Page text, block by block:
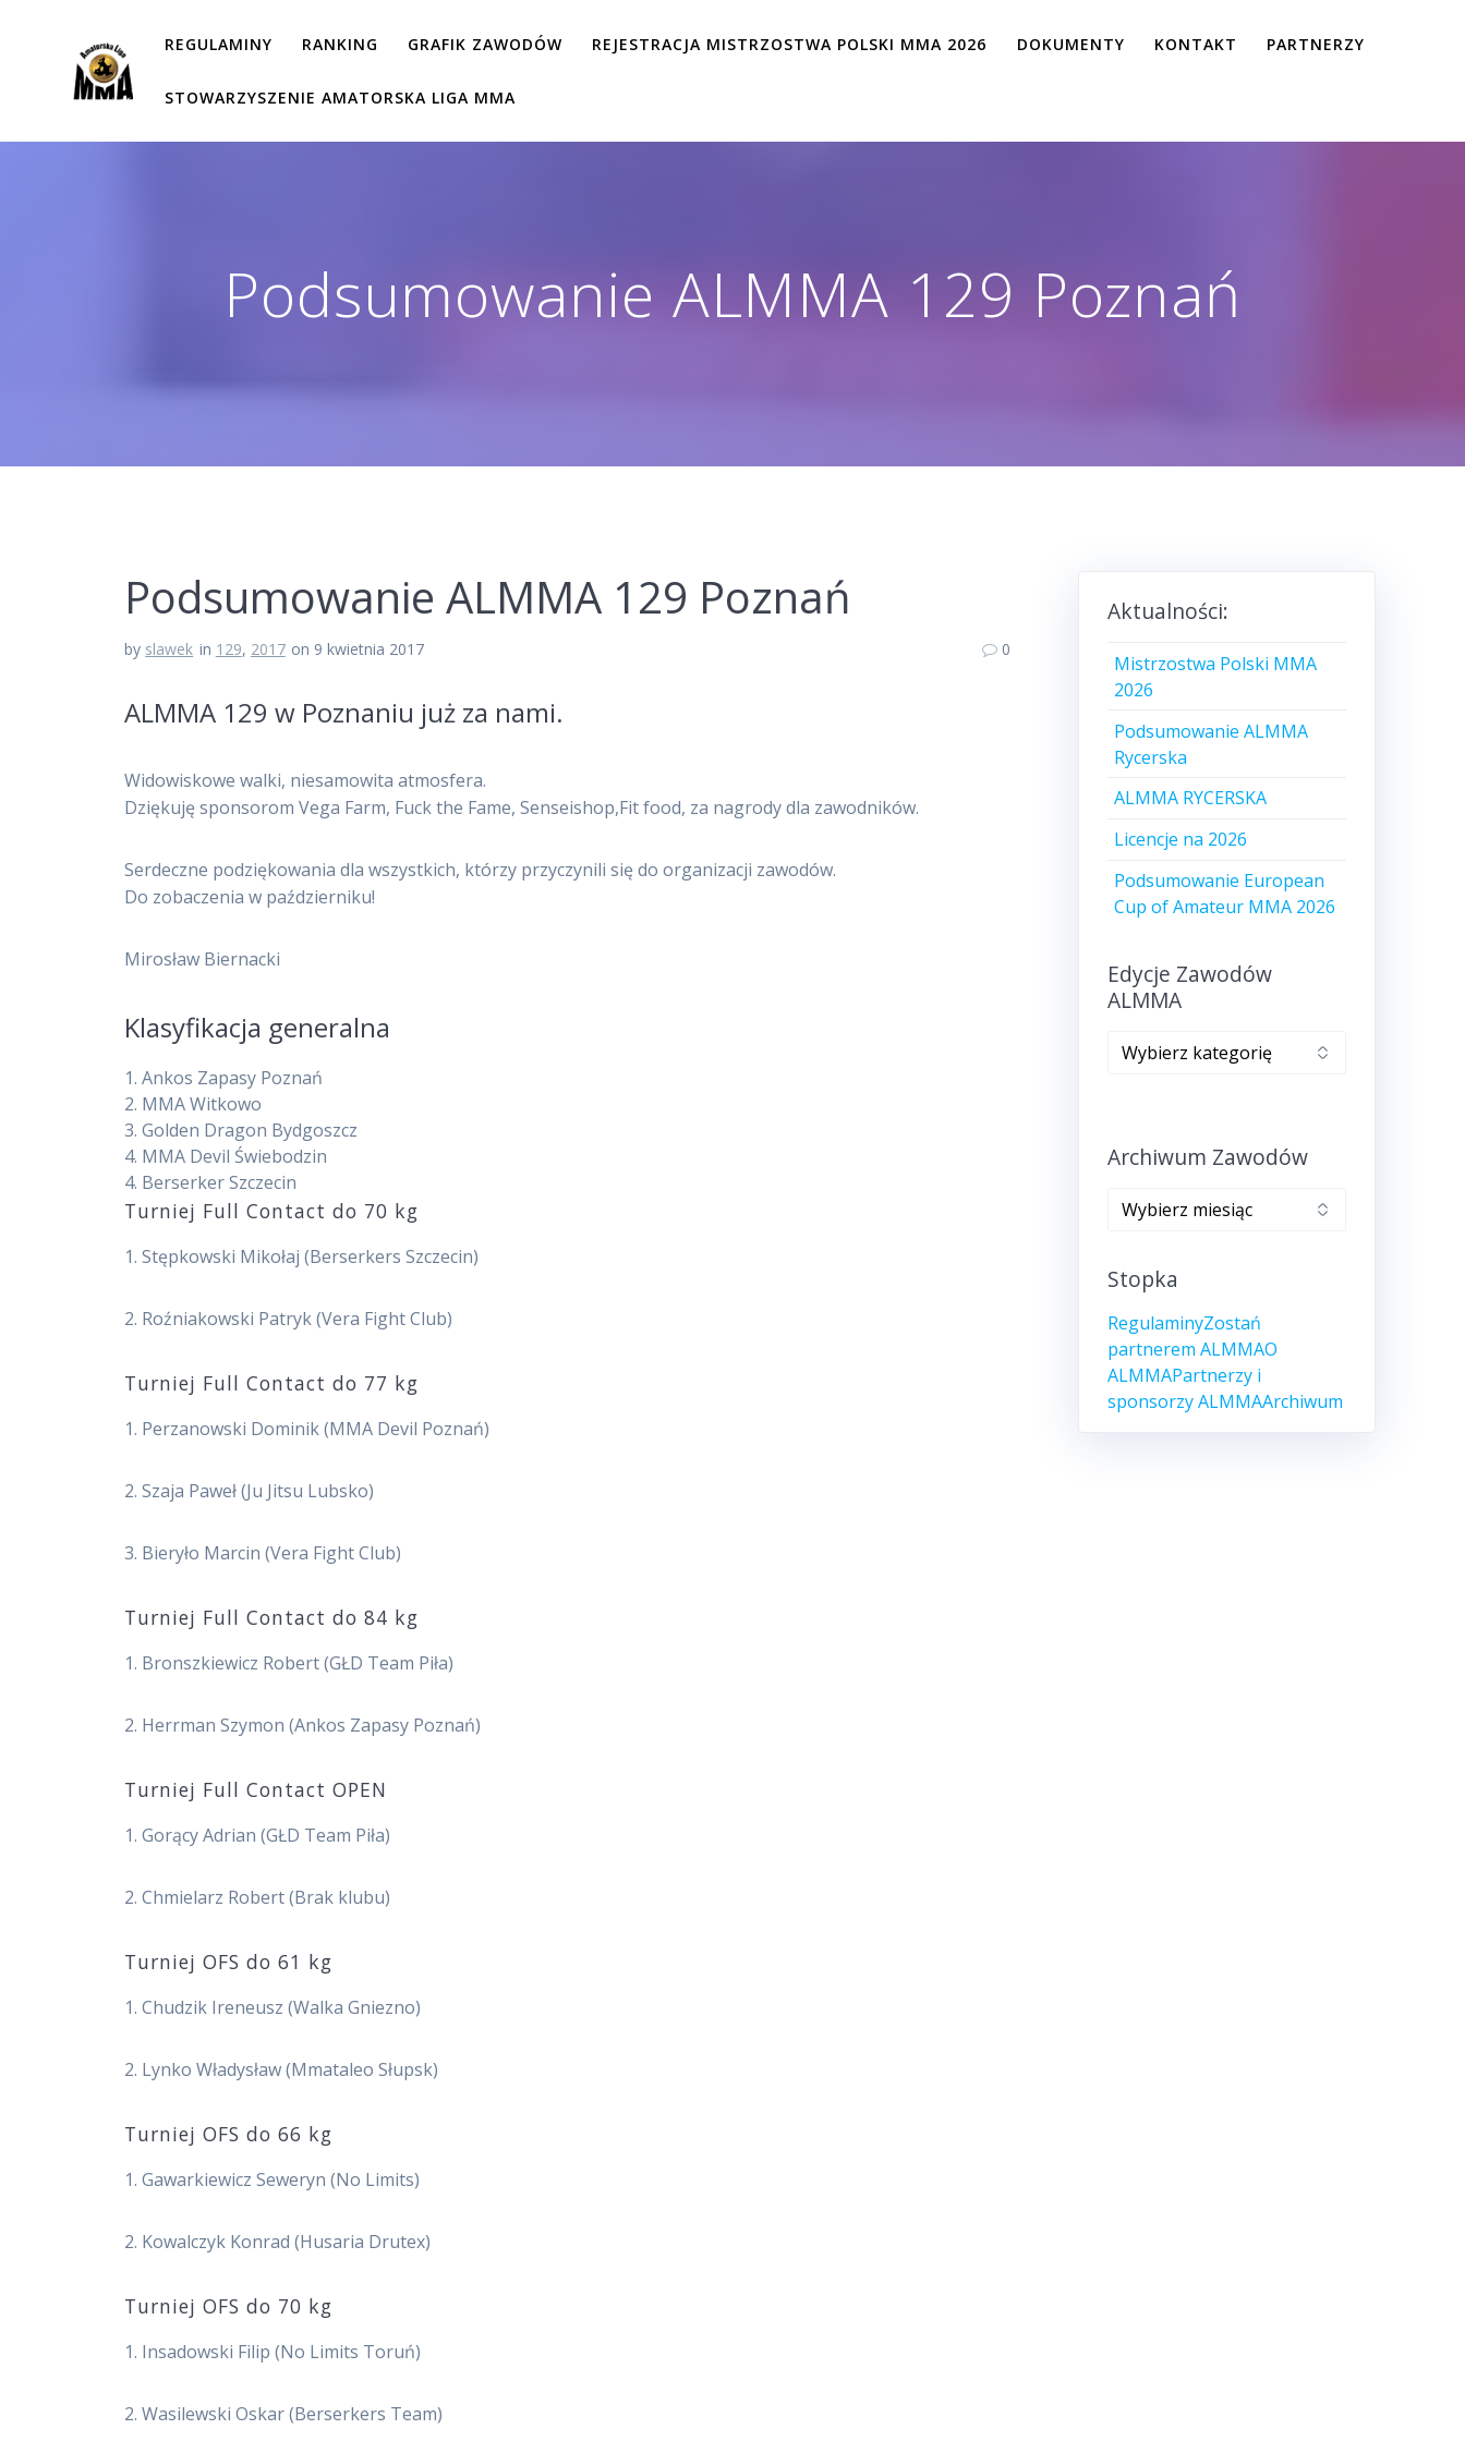
REGULAMINY RANKING GRAFIK ZAWODÓW REJESTRACJA MISTRZOSTWA POLSKI MMA 2026 DOKUMENTY KONTAKT PARTNERZY
STOWARZYSZENIE AMATORSKA LIGA MMA
Podsumowanie ALMMA 129 Poznań
Podsumowanie ALMMA 129 Poznań
by slawek in 129, 2017 on 9 kwietnia 2017 0
ALMMA 129 w Poznaniu już za nami.
Widowiskowe walki, niesamowita atmosfera.
Dziękuję sponsorom Vega Farm, Fuck the Fame, Senseishop,Fit food, za nagrody dla zawodników.
Serdeczne podziękowania dla wszystkich, którzy przyczynili się do organizacji zawodów.
Do zobaczenia w październiku!
Mirosław Biernacki
Klasyfikacja generalna
1.Ankos Zapasy Poznań
2. MMA Witkowo
3.Golden Dragon Bydgoszcz
4. MMA Devil Świebodzin
4. Berserker Szczecin
Turniej Full Contact do 70 kg
1. Stępkowski Mikołaj (Berserkers Szczecin)
2. Roźniakowski Patryk (Vera Fight Club)
Turniej Full Contact do 77 kg
1. Perzanowski Dominik (MMA Devil Poznań)
2. Szaja Paweł (Ju Jitsu Lubsko)
3. Bieryło Marcin (Vera Fight Club)
Turniej Full Contact do 84 kg
1. Bronszkiewicz Robert (GŁD Team Piła)
2. Herrman Szymon (Ankos Zapasy Poznań)
Turniej Full Contact OPEN
1. Gorący Adrian (GŁD Team Piła)
2. Chmielarz Robert (Brak klubu)
Turniej OFS do 61 kg
1. Chudzik Ireneusz (Walka Gniezno)
2. Lynko Władysław (Mmataleo Słupsk)
Turniej OFS do 66 kg
1. Gawarkiewicz Seweryn (No Limits)
2. Kowalczyk Konrad (Husaria Drutex)
Turniej OFS do 70 kg
1. Insadowski Filip (No Limits Toruń)
2. Wasilewski Oskar (Berserkers Team)
Aktualności:
Mistrzostwa Polski MMA
2026
Podsumowanie ALMMA
Rycerska
ALMMA RYCERSKA
Licencje na 2026
Podsumowanie European
Cup of Amateur MMA 2026
Edycje Zawodów
ALMMA
Edycje
zawodów
Archiwum Zawodów
Archiwum
zawodów
Stopka
RegulaminyZostań
partnerem ALMMAO
ALMMAPartnerzy i
sponsorzy ALMMAArchiwum